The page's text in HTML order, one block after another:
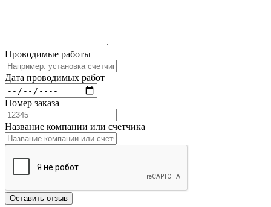
Проводимые работы
Дата проводимых работ
Номер заказа
Название компании или счетчика
Оставить отзыв